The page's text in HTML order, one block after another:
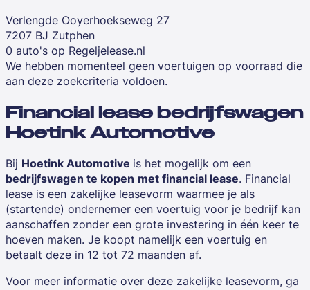
Verlengde Ooyerhoekseweg 27
7207 BJ Zutphen
0 auto's op Regeljelease.nl
We hebben momenteel geen voertuigen op voorraad die
aan deze zoekcriteria voldoen.
Financial lease bedrijfswagen
Hoetink Automotive
Bij Hoetink Automotive is het mogelijk om een
bedrijfswagen te kopen met financial lease. Financial
lease is een zakelijke leasevorm waarmee je als
(startende) ondernemer een voertuig voor je bedrijf kan
aanschaffen zonder een grote investering in één keer te
hoeven maken. Je koopt namelijk een voertuig en
betaalt deze in 12 tot 72 maanden af.
Voor meer informatie over deze zakelijke leasevorm, ga